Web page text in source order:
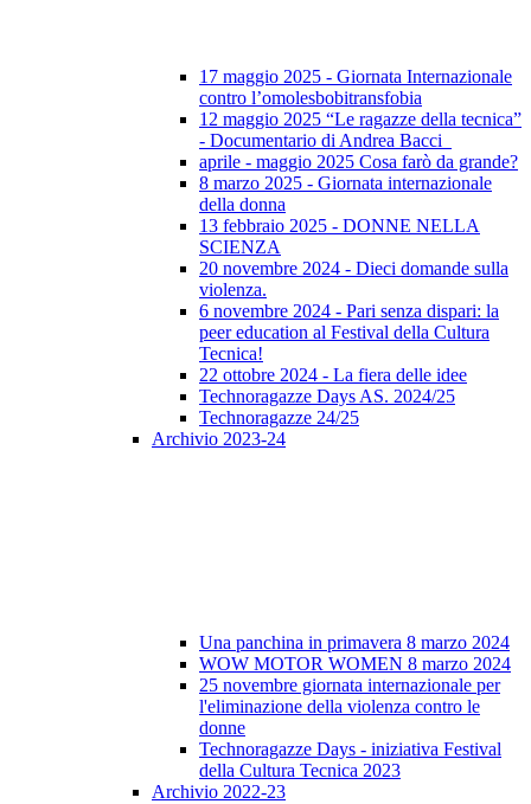
17 maggio 2025 - Giornata Internazionale
contro l’omolesbobitransfobia
12 maggio 2025 “Le ragazze della tecnica”
- Documentario di Andrea Bacci
aprile - maggio 2025 Cosa farò da grande?
8 marzo 2025 - Giornata internazionale
della donna
13 febbraio 2025 - DONNE NELLA
SCIENZA
20 novembre 2024 - Dieci domande sulla
violenza.
6 novembre 2024 - Pari senza dispari: la
peer education al Festival della Cultura
Tecnica!
22 ottobre 2024 - La fiera delle idee
Technoragazze Days AS. 2024/25
Technoragazze 24/25
Archivio 2023-24
Una panchina in primavera 8 marzo 2024
WOW MOTOR WOMEN 8 marzo 2024
25 novembre giornata internazionale per
l'eliminazione della violenza contro le
donne
Technoragazze Days - iniziativa Festival
della Cultura Tecnica 2023
Archivio 2022-23